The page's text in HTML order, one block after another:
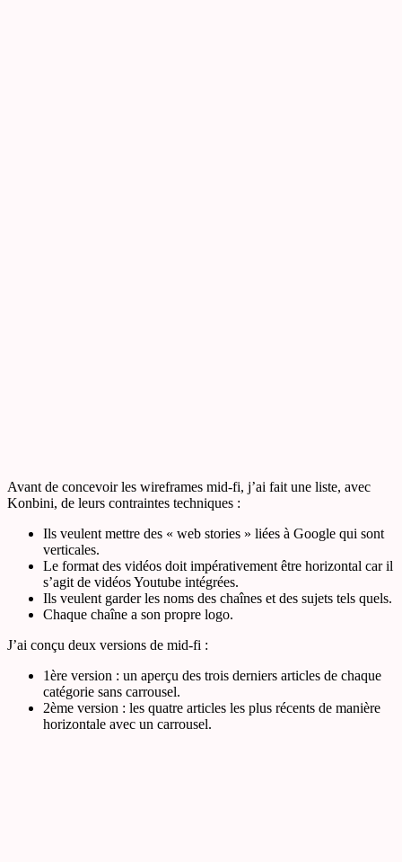
Avant de concevoir les wireframes mid-fi, j’ai fait une liste, avec
Konbini, de leurs contraintes techniques :
Ils veulent mettre des « web stories » liées à Google qui sont
verticales.
Le format des vidéos doit impérativement être horizontal car il
s’agit de vidéos Youtube intégrées.
Ils veulent garder les noms des chaînes et des sujets tels quels.
Chaque chaîne a son propre logo.
J’ai conçu deux versions de mid-fi :
1ère version : un aperçu des trois derniers articles de chaque
catégorie sans carrousel.
2ème version : les quatre articles les plus récents de manière
horizontale avec un carrousel.